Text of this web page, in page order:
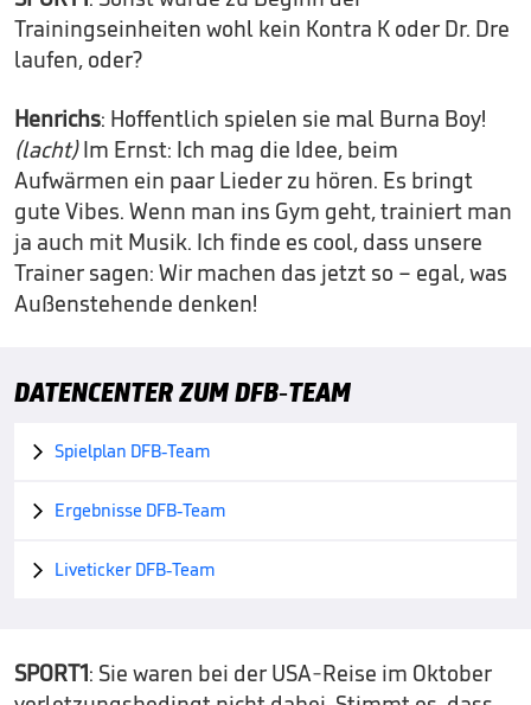
Trainingseinheiten wohl kein Kontra K oder Dr. Dre
laufen, oder?
Henrichs: Hoffentlich spielen sie mal Burna Boy!
(lacht)Im Ernst: Ich mag die Idee, beim
Aufwärmen ein paar Lieder zu hören. Es bringt
gute Vibes. Wenn man ins Gym geht, trainiert man
ja auch mit Musik. Ich finde es cool, dass unsere
Trainer sagen: Wir machen das jetzt so – egal, was
Außenstehende denken!
DATENCENTER ZUM DFB-TEAM
 Spielplan DFB-Team
 Ergebnisse DFB-Team
 Liveticker DFB-Team
SPORT1: Sie waren bei der USA-Reise im Oktober